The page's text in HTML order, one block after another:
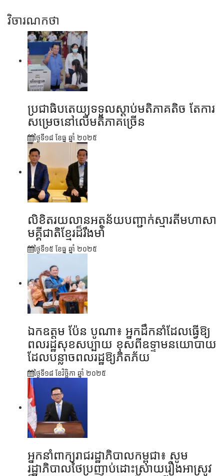
វិចារណកថា
ប្រជាធិបតេយ្យទទួលស្តាប់មតិភាគតិច តែការ
សម្រេចនៅលើមតិភាគច្រើន
ថ្ងៃទី១៨ ខែ​ធ្នូ ឆ្នាំ ២០២៥
លិខិតរយលានអត្ថន័យបញ្ជាក់ស្មារតីមហាសា
មគ្គីជាតិខ្មែរដ៏រឹងមាំ
ថ្ងៃទី១៥ ខែ​ធ្នូ ឆ្នាំ ២០២៥
ឯកឧត្តម ប៉ែន បូណា៖ អ្នកដឹកនាំដែលធ្វើឱ្យ
ពលរដ្ឋសុខសប្បាយ ខុសពីឧទ្ទាមនយោបាយ
ដែលបន្លាចពលរដ្ឋឱ្យភិតភ័យ
ថ្ងៃទី១៨ ខែ​វិច្ឆិកា ឆ្នាំ ២០២៥
អ្នកនាំពាក្យរាជរដ្ឋាភិបាលកម្ពុជា៖ សូម
រដ្ឋាភិបាលថៃប្រញាប់ដោះស្រាយរឿងអាស្រូវ